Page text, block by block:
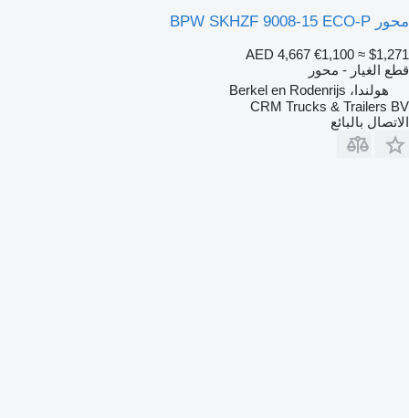
محور BPW SKHZF 9008-15 ECO-P
AED 4,667 €1,100 ≈ $1,271
قطع الغيار - محور
هولندا، Berkel en Rodenrijs
CRM Trucks & Trailers BV
الاتصال بالبائع